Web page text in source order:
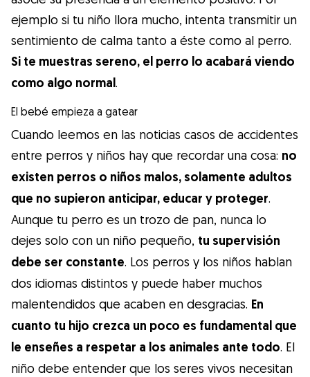
ejemplo si tu niño llora mucho, intenta transmitir un
sentimiento de calma tanto a éste como al perro.
Si te muestras sereno, el perro lo acabará viendo
como algo normal.
El bebé empieza a gatear
Cuando leemos en las noticias casos de accidentes
entre perros y niños hay que recordar una cosa: no
existen perros o niños malos, solamente adultos
que no supieron anticipar, educar y proteger.
Aunque tu perro es un trozo de pan, nunca lo
dejes solo con un niño pequeño, tu supervisión
debe ser constante. Los perros y los niños hablan
dos idiomas distintos y puede haber muchos
malentendidos que acaben en desgracias. En
cuanto tu hijo crezca un poco es fundamental que
le enseñes a respetar a los animales ante todo. El
niño debe entender que los seres vivos necesitan